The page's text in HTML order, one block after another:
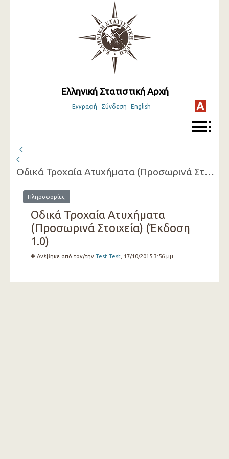
Ελληνική Στατιστική Αρχή
Εγγραφή Σύνδεση English
Οδικά Τροχαία Ατυχήματα (Προσωρινά Στοιχεία)
Πληροφορίες
Οδικά Τροχαία Ατυχήματα
(Προσωρινά Στοιχεία) (Έκδοση
1.0)
Ανέβηκε από τον/την Test Test , 17/10/2015 3:56 μμ